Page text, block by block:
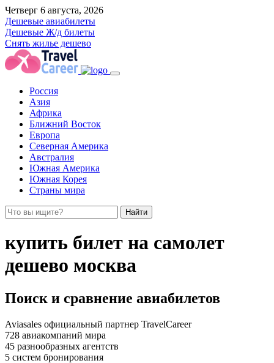
Четверг 6 августа, 2026
Дешевые авиабилеты
Дешевые Ж/д билеты
Снять жилье дешево
Россия
Азия
Африка
Ближний Восток
Европа
Северная Америка
Австралия
Южная Америка
Южная Корея
Страны мира
Найти
купить билет на самолет
дешево москва
Поиск и сравнение авиабилетов
Aviasales официальный партнер TravelCareer
728 авиакомпаний мира
45 разнообразных агентств
5 систем бронирования